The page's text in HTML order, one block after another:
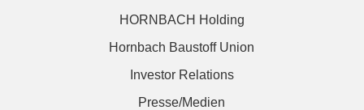
HORNBACH Holding
Hornbach Baustoff Union
Investor Relations
Presse/Medien